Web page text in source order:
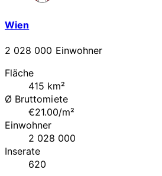
Wien
2 028 000 Einwohner
Fläche
415 km²
Ø Bruttomiete
€21.00/m²
Einwohner
2 028 000
Inserate
620